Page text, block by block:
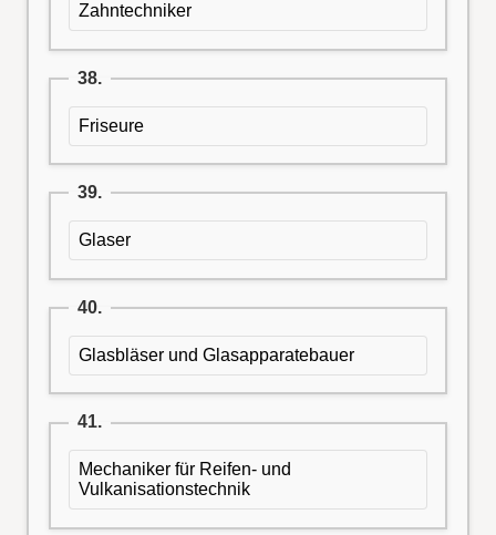
Zahntechniker
38.
Friseure
39.
Glaser
40.
Glasbläser und Glasapparatebauer
41.
Mechaniker für Reifen- und
Vulkanisationstechnik